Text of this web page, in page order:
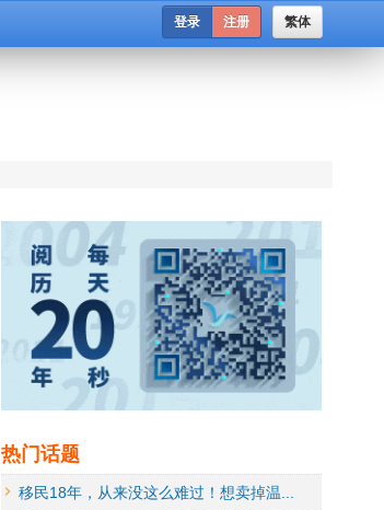
繁体
登录 注册
热门话题
移民18年，从来没这么难过！想卖掉温...